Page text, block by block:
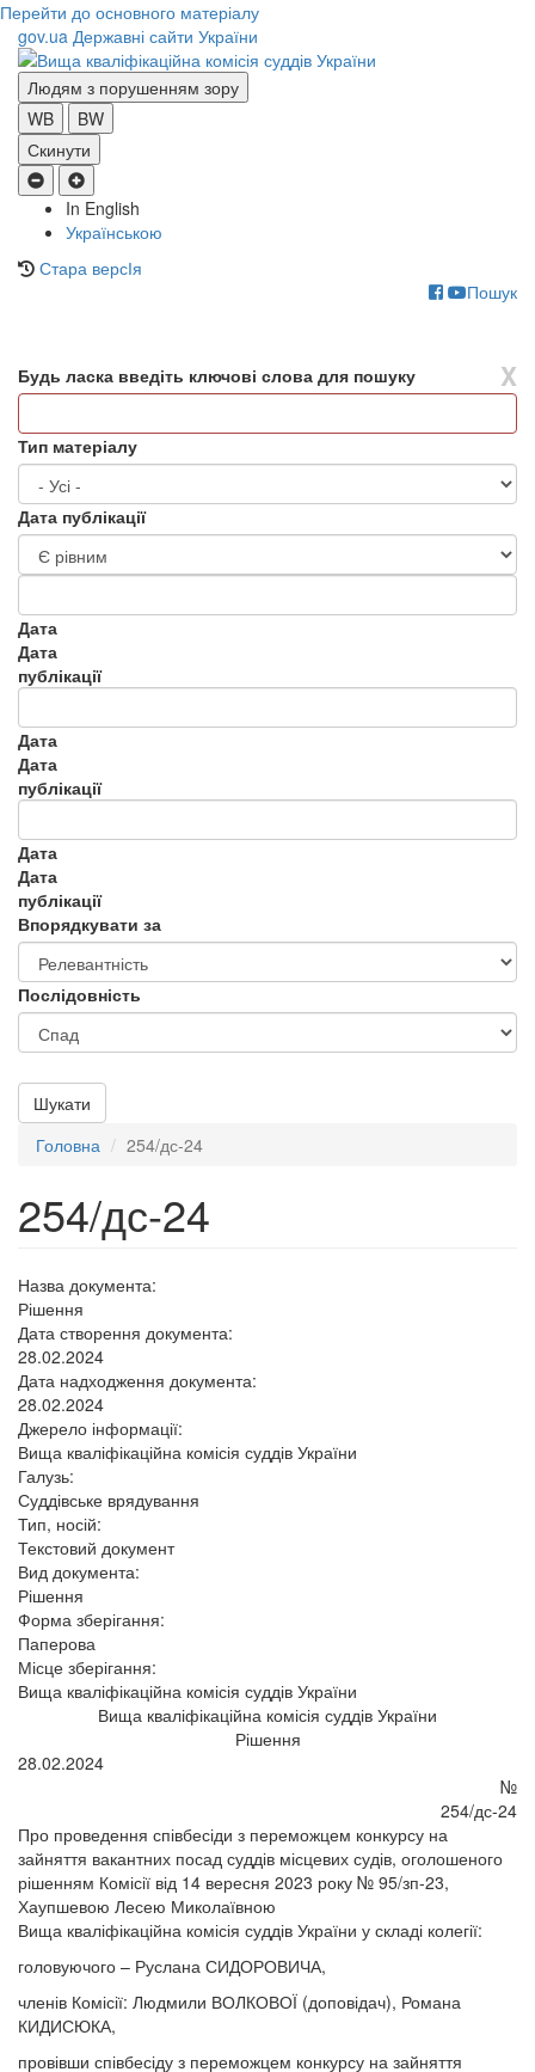
Перейти до основного матеріалу
gov.ua Державні сайти України
Людям з порушенням зору
WB
BW
Скинути
In English
Українською
Стара версІя
Пошук
X
Будь ласка введіть ключові слова для пошуку
Тип матеріалу
Дата публікації
Дата
Дата
публікації
Дата
Дата
публікації
Дата
Дата
публікації
Впорядкувати за
Послідовність
Шукати
Головна
254/дс-24
254/дс-24
Назва документа:
Рішення
Дата створення документа:
28.02.2024
Дата надходження документа:
28.02.2024
Джерело інформації:
Вища кваліфікаційна комісія суддів України
Галузь:
Суддівське врядування
Тип, носій:
Текстовий документ
Вид документа:
Рішення
Форма зберігання:
Паперова
Місце зберігання:
Вища кваліфікаційна комісія суддів України
Вища кваліфікаційна комісія суддів України
Рішення
28.02.2024
№
254/дс-24
Про проведення співбесіди з переможцем конкурсу на
зайняття вакантних посад суддів місцевих судів, оголошеного
рішенням Комісії від 14 вересня 2023 року № 95/зп-23,
Хаупшевою Лесею Миколаївною
Вища кваліфікаційна комісія суддів України у складі колегії:
головуючого – Руслана СИДОРОВИЧА,
членів Комісії: Людмили ВОЛКОВОЇ (доповідач), Романа
КИДИСЮКА,
провівши співбесіду з переможцем конкурсу на зайняття